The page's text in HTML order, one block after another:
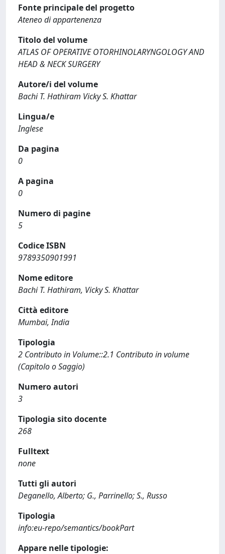
Fonte principale del progetto
Ateneo di appartenenza
Titolo del volume
ATLAS OF OPERATIVE OTORHINOLARYNGOLOGY AND
HEAD & NECK SURGERY
Autore/i del volume
Bachi T. Hathiram Vicky S. Khattar
Lingua/e
Inglese
Da pagina
0
A pagina
0
Numero di pagine
5
Codice ISBN
9789350901991
Nome editore
Bachi T. Hathiram, Vicky S. Khattar
Città editore
Mumbai, India
Tipologia
2 Contributo in Volume::2.1 Contributo in volume
(Capitolo o Saggio)
Numero autori
3
Tipologia sito docente
268
Fulltext
none
Tutti gli autori
Deganello, Alberto; G., Parrinello; S., Russo
Tipologia
info:eu-repo/semantics/bookPart
Appare nelle tipologie: